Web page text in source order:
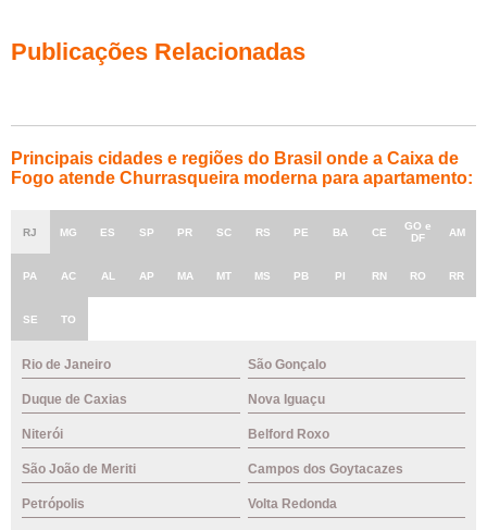
Publicações Relacionadas
Principais cidades e regiões do Brasil onde a Caixa de
Fogo atende Churrasqueira moderna para apartamento:
RJ MG ES SP PR SC RS PE BA CE
GO e
DF
AM
PA AC AL AP MA MT MS PB PI RN RO RR
SE TO
Rio de Janeiro São Gonçalo
Duque de Caxias Nova Iguaçu
Niterói Belford Roxo
São João de Meriti Campos dos Goytacazes
Petrópolis Volta Redonda